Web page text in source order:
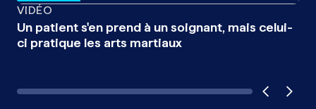
VIDÉO
Un patient s'en prend à un soignant, mais celui-
ci pratique les arts martiaux